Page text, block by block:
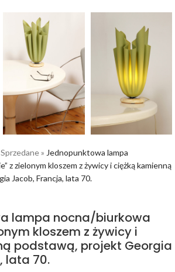
Sprzedane» Jednopunktowa lampa
z zielonym kloszem z żywicy i ciężką kamienną
Jacob, Francja, lata 70.
lampa nocna/biurkowa
kloszem z żywicy i
podstawą, projekt Georgia
lata 70.